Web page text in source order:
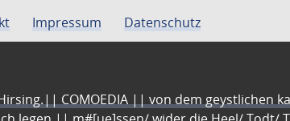
Impressum Datenschutz
COMOEDIA || von dem geystlichen